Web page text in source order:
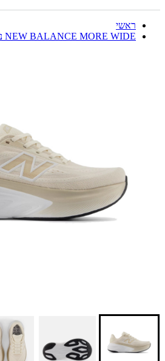
ראשי
NEW BALANCE MORE WIDE ניו באלאנס נשים קרם